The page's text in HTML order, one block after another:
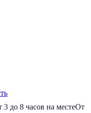
3 до 8 часов на местеОт